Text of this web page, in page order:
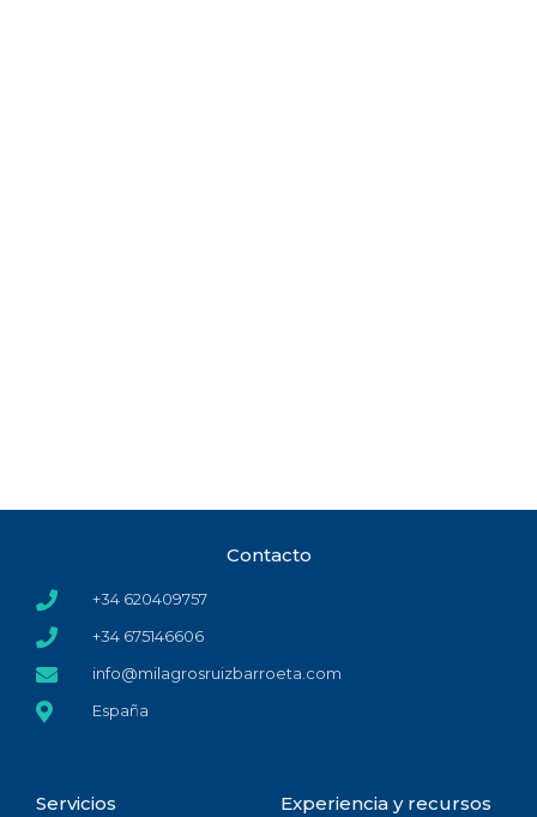
Contacto
+34 620409757
+34 675146606
info@milagrosruizbarroeta.com
España
Servicios Experiencia y recursos